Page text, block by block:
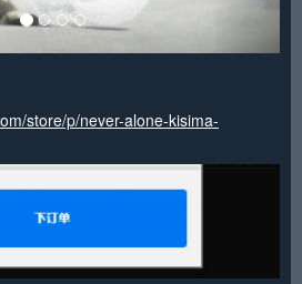
store/p/never-alone-kisima-